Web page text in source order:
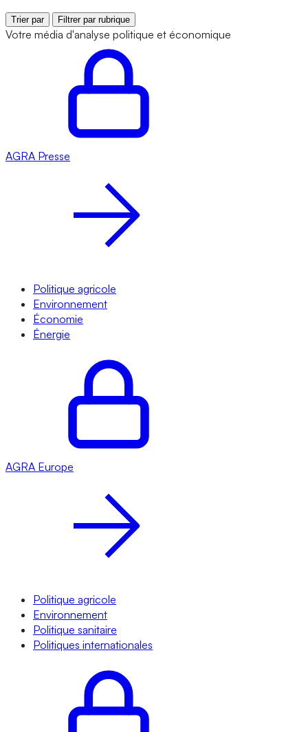
Trier par Filtrer par rubrique
Votre média d'analyse politique et économique
AGRA Presse
Politique agricole
Environnement
Économie
Énergie
AGRA Europe
Politique agricole
Environnement
Politique sanitaire
Politiques internationales